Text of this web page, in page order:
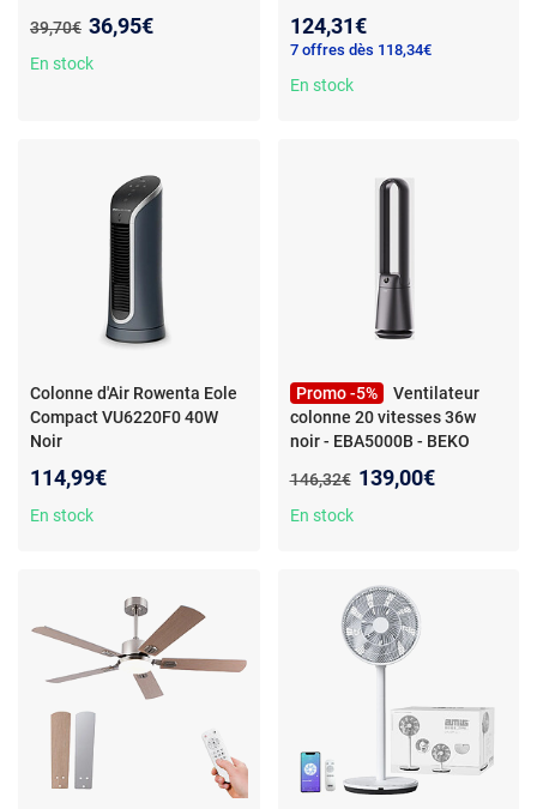
Blanc/Multicouleur -
Puissance 45W
Ancien prix :
39,70€ Nouveau prix :
36,95€
En stock
124,31€
7 offres dès 118,34€
En stock
Colonne d'Air Rowenta Eole
Compact VU6220F0 40W
Noir
114,99€
En stock
Promo -5%
Ventilateur
colonne 20 vitesses 36w
noir - EBA5000B - BEKO
Ancien prix :
146,32€ Nouveau prix :
139,00€
En stock